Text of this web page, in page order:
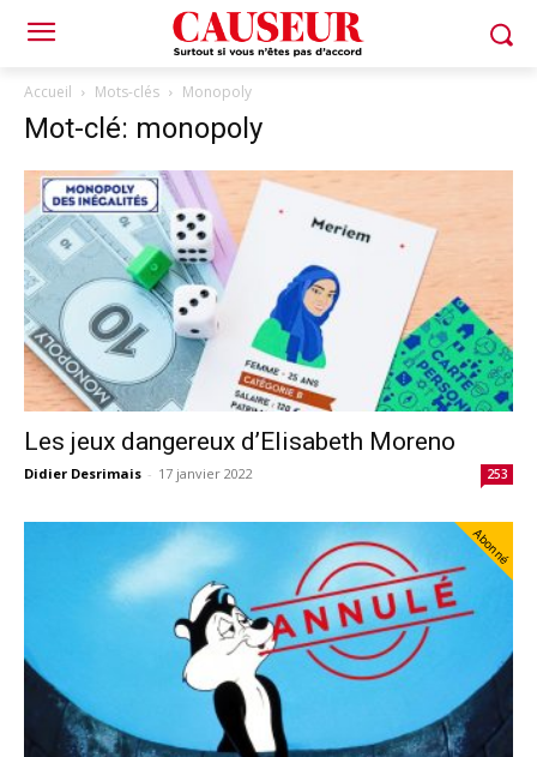
Accueil Mots-clés Monopoly
Mot-clé: monopoly
Les jeux dangereux d’Elisabeth Moreno
Didier Desrimais - 17 janvier 2022 253
Abonné